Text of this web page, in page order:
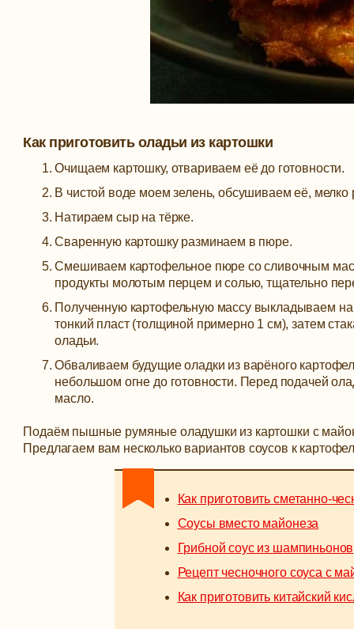
Как приготовить оладьи из картошки
Очищаем картошку, отвариваем её до готовности.
В чистой воде моем зелень, обсушиваем её, мелко
Натираем сыр на тёрке.
Сваренную картошку разминаем в пюре.
Смешиваем картофельное пюре со сливочным
продукты молотым перцем и солью, тщательно
Полученную картофельную массу выкладываем
тонкий пласт (толщиной примерно 1 см), затем
оладьи.
Обваливаем будущие оладки из варёного
небольшом огне до готовности. Перед подачей
масло.
Подаём пышные румяные оладушки из картошки с
Предлагаем вам несколько вариантов соусов к
Как приготовить сметанно-
Соусы вместо майонеза
Грибной соус из шампиньонов
Рецепт чесночного соуса с
Как приготовить китайский